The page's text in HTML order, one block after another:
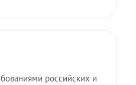
российских и